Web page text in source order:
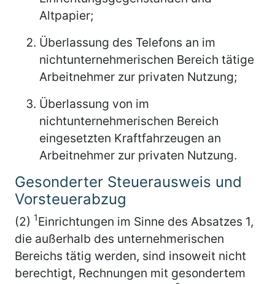
Altpapier;
Überlassung des Telefons an im
nichtunternehmerischen Bereich tätige
Arbeitnehmer zur privaten Nutzung;
Überlassung von im
nichtunternehmerischen Bereich
eingesetzten Kraftfahrzeugen an
Arbeitnehmer zur privaten Nutzung.
Gesonderter Steuerausweis und
Vorsteuerabzug
(2) 1Einrichtungen im Sinne des Absatzes 1,
die außerhalb des unternehmerischen
Bereichs tätig werden, sind insoweit nicht
berechtigt, Rechnungen mit gesondertem